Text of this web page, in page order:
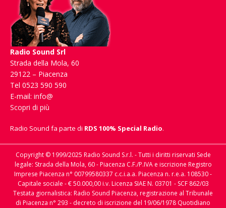
Radio Sound Srl
Strada della Mola, 60
29122 – Piacenza
Tel 0523 590 590
E-mail: info@
Scopri di più
Radio Sound fa parte di RDS 100% Special Radio.
Copyright © 1999/2025 Radio Sound S.r.l. - Tutti i diritti riservati Sede
legale: Strada della Mola, 60 - Piacenza C.F./P.IVA e iscrizione Registro
Imprese Piacenza n° 00799580337 c.c.i.a.a. Piacenza n. r.e.a. 108530 -
Capitale sociale - € 50.000,00 i.v. Licenza SIAE N. 03701 - SCF 862/03
Testata giornalistica: Radio Sound Piacenza, registrazione al Tribunale
di Piacenza n° 293 - decreto di iscrizione del 19/06/1978 Quotidiano